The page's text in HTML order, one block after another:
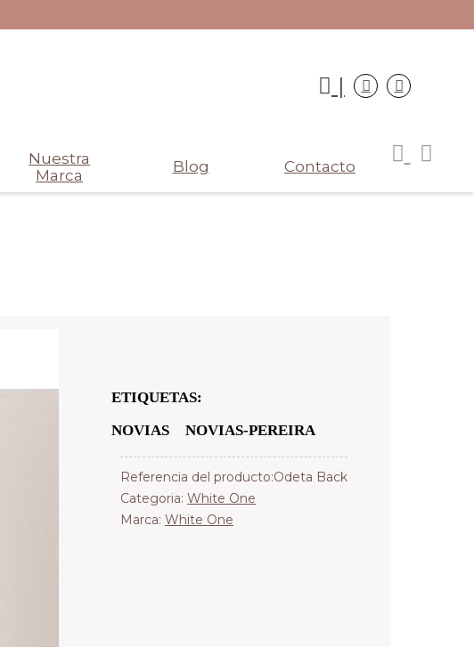
|
Nuestra
Marca
Blog Contacto
ETIQUETAS:
NOVIAS
NOVIAS-PEREIRA
Referencia del producto:Odeta Back
Categoria: White One
Marca: White One